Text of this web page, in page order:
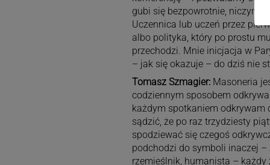
gubi się bezpowrotnie, niczym
Uczennica lub uczeń przez
albo polityka, który po prostu
przechodzi. Mnie inicjacja w
– jak się okazuje – do dziś nie
Tomasz Szmagier:Masoneria
codziennym sposobem
każdym spotkaniem odkrywam
sądzić, że po raz trzydziesty
spodziewać się czegoś
podchodzi do symboli inaczej –
rzemieślnik, humanista –